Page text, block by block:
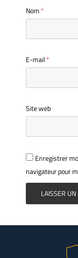
Nom *
E-mail*
Site web
Enregistrer
navigateur pour